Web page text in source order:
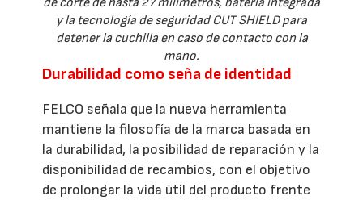
y la tecnología de seguridad CUT SHIELD para
detener la cuchilla en caso de contacto con la
mano.
Durabilidad como seña de identidad
FELCO señala que la nueva herramienta
mantiene la filosofía de la marca basada en
la durabilidad, la posibilidad de reparación y la
disponibilidad de recambios, con el objetivo
de prolongar la vida útil del producto frente